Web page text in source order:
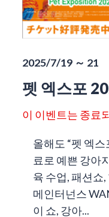
2025/7/19 ～ 21
펫 엑스포
이 이벤트는 종료
올해도 “펫 엑
료로 예쁜 강아
육 수업, 패션쇼
메인터넌스
이 쇼, 강아...